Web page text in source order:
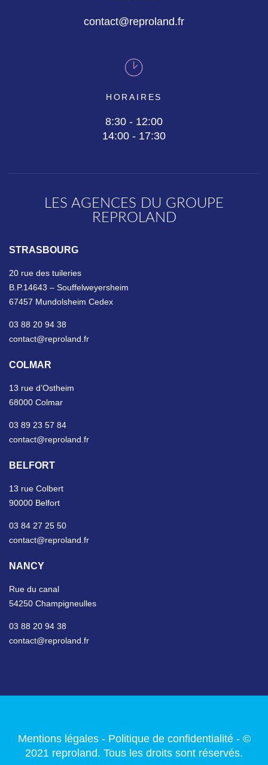
contact@reproland.fr
HORAIRES
8:30 - 12:00
14:00 - 17:30
LES AGENCES DU GROUPE
REPROLAND
STRASBOURG
20 rue des tuileries
B.P.14643 – Souffelweyersheim
67457 Mundolsheim Cedex
03 88 20 94 38
contact@reproland.fr
COLMAR
13 rue d’Ostheim
68000 Colmar
03 89 23 57 84
contact@reproland.fr
BELFORT
13 rue Colbert
90000 Belfort
03 84 27 25 50
contact@reproland.fr
NANCY
Rue du canal
54250 Champigneulles
03 88 20 94 38
contact@reproland.fr
Mentions légales- Politique de confidentialité- ©
2021 reproland. Tous les droits sont réservés.